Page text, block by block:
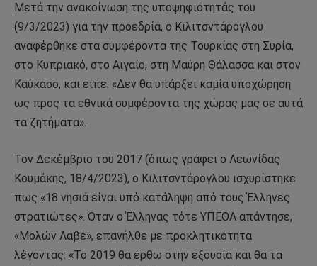
Μετά την ανακοίνωση της υποψηφιότητάς του
(9/3/2023) για την προεδρία, ο Κιλιτσντάρογλου
αναφέρθηκε στα συμφέροντα της Τουρκίας στη Συρία,
στο Κυπριακό, στο Αιγαίο, στη Μαύρη Θάλασσα και στον
Καύκασο, και είπε: «Δεν θα υπάρξει καμία υποχώρηση
ως προς τα εθνικά συμφέροντα της χώρας μας σε αυτά
τα ζητήματα».
Τον Δεκέμβριο του 2017 (όπως γράφει ο Λεωνίδας
Κουμάκης, 18/4/2023), ο Κιλιτσντάρογλου ισχυρίστηκε
πως «18 νησιά είναι υπό κατάληψη από τους Έλληνες
στρατιώτες». Όταν ο Έλληνας τότε ΥΠΕΘΑ απάντησε,
«Μολών Λαβέ», επανήλθε με προκλητικότητα
λέγοντας: «Το 2019 θα έρθω στην εξουσία και θα τα